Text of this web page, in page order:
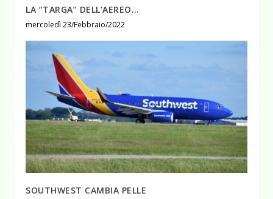
LA “TARGA” DELL’AEREO…
mercoledì 23/Febbraio/2022
SOUTHWEST CAMBIA PELLE